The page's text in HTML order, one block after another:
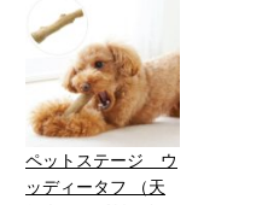
ペットステージ ウ
ッディータフ （天